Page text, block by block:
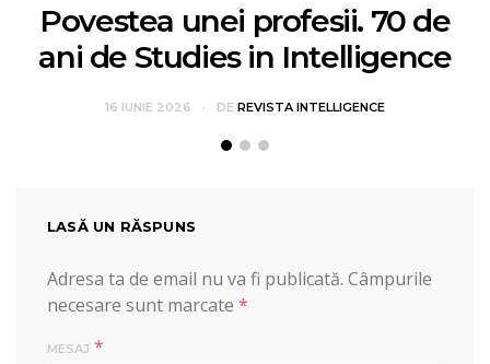
Povestea unei profesii. 70 de
ani de Studies in Intelligence
16 IUNIE 2026 DE REVISTA INTELLIGENCE
LASĂ UN RĂSPUNS
Adresa ta de email nu va fi publicată. Câmpurile
necesare sunt marcate *
MESAJ *